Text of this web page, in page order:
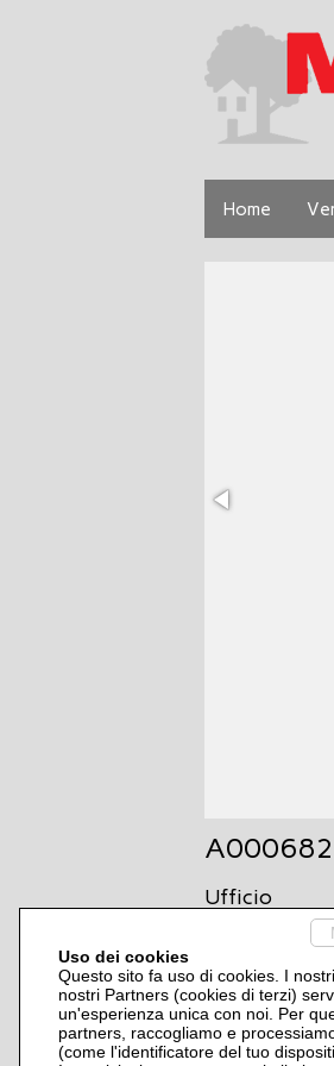
Home
A000682
Ufficio
CONEGLIANO
piano,
reception ed
L'arredo di
Uso dei cookies
Questo sito fa uso di cookies. I
nostri Partners (cookies di terzi)
un'esperienza unica con noi. Per
partners, raccogliamo e
(come l'identificatore del tuo